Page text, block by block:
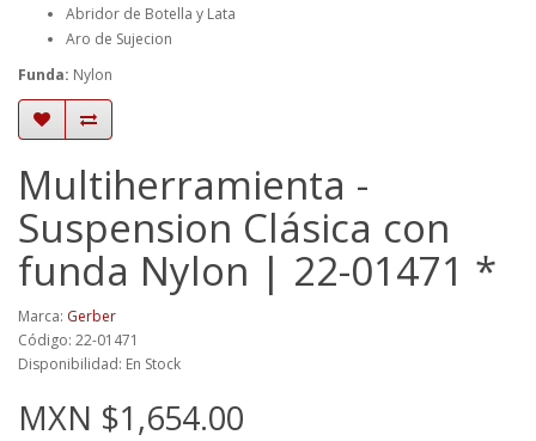
Abridor de Botella y Lata
Aro de Sujecion
Funda: Nylon
Multiherramienta -
Suspension Clásica con
funda Nylon | 22-01471 *
Marca: Gerber
Código: 22-01471
Disponibilidad: En Stock
MXN $1,654.00